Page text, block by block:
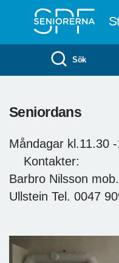
Sök
Seniordans
Måndagar
Kontakter:
Barbro Nilsson
Ullstein Tel. 0047